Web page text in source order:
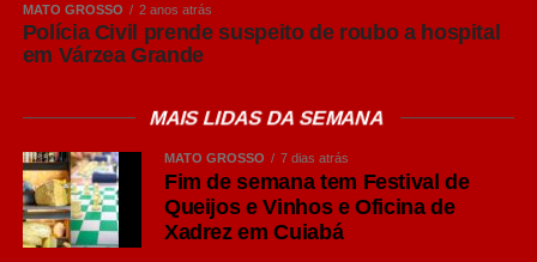
Twitter
Messenger
LinkedIn
MATO GROSSO 2 anos atrás
Polícia Civil prende suspeito de roubo a hospital
em Várzea Grande
MAIS LIDAS DA SEMANA
MATO GROSSO 7 dias atrás
Fim de semana tem Festival de
Queijos e Vinhos e Oficina de
Xadrez em Cuiabá